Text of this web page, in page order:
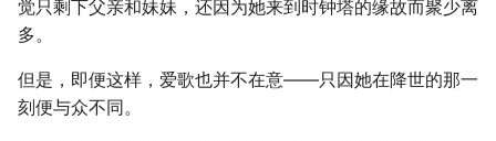
觉只剩下父亲和妹妹，还因为她来到时钟塔的缘故而聚少离
多。
但是，即便这样，爱歌也并不在意――只因她在降世的那一
刻便与众不同。